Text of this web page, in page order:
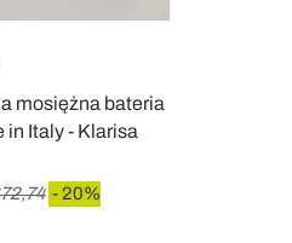
mosiężna bateria
in Italy - Klarisa
- 20%